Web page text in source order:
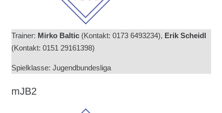
Trainer: Mirko Baltic(Kontakt: 0173 6493234), Erik Scheidl
(Kontakt: 0151 29161398)
Spielklasse: Jugendbundesliga
mJB2